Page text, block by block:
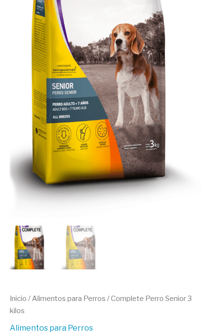
Inicio /Alimentos para Perros / Complete Perro Senior 3
kilos
Alimentos para Perros